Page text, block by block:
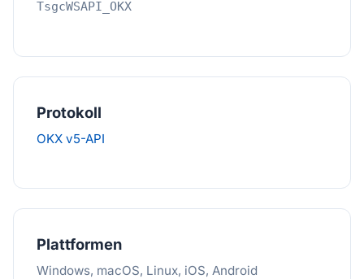
TsgcWSAPI_OKX
Protokoll
OKX v5-API
Plattformen
Windows, macOS, Linux, iOS, Android